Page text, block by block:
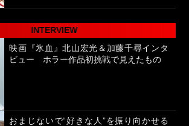
INTERVIEW
映画『氷血』北山宏光＆加藤千尋インタ
ビュー ホラー作品初挑戦で見えたもの
おまじないで“好きな人”を振り向かせる